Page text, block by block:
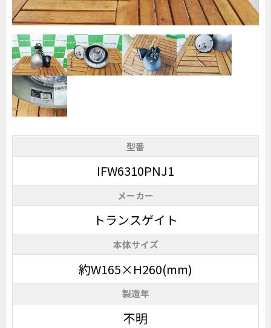
型番
IFW6310PNJ1
メーカー
トランスゲイト
本体サイズ
約W165×H260(mm)
製造年
不明